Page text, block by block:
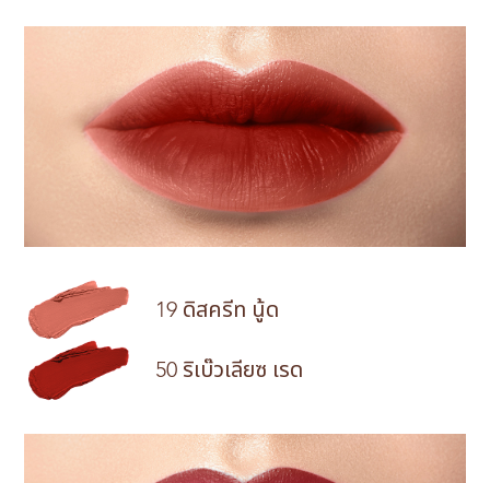
19 ดิสครีท นู้ด
50 ริเบ๊วเลียซ เรด